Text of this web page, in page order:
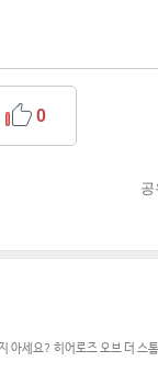
0
공
아세요? 히어로즈 오브 더 스